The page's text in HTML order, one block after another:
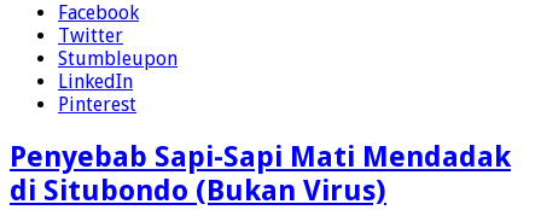
Facebook
Twitter
Stumbleupon
LinkedIn
Pinterest
Penyebab Sapi-Sapi Mati Mendadak
di Situbondo (Bukan Virus)